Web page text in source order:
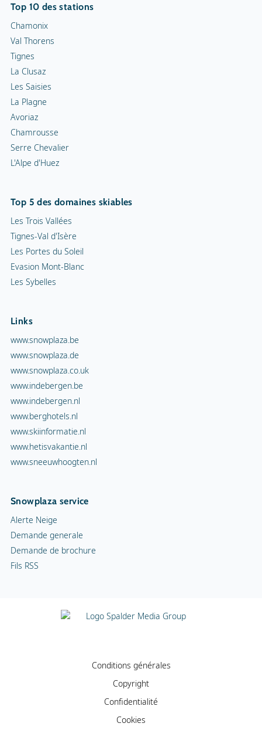
Top 10 des stations
Chamonix
Val Thorens
Tignes
La Clusaz
Les Saisies
La Plagne
Avoriaz
Chamrousse
Serre Chevalier
L'Alpe d'Huez
Top 5 des domaines skiables
Les Trois Vallées
Tignes-Val d'Isère
Les Portes du Soleil
Evasion Mont-Blanc
Les Sybelles
Links
www.snowplaza.be
www.snowplaza.de
www.snowplaza.co.uk
www.indebergen.be
www.indebergen.nl
www.berghotels.nl
www.skiinformatie.nl
www.hetisvakantie.nl
www.sneeuwhoogten.nl
Snowplaza service
Alerte Neige
Demande generale
Demande de brochure
Fils RSS
Conditions générales
Copyright
Confidentialité
Cookies